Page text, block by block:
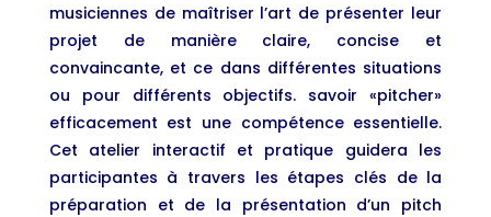
musiciennes de maîtriser l’art de présenter leur
projet de manière claire, concise et
convaincante, et ce dans différentes situations
ou pour différents objectifs. savoir «pitcher»
efficacement est une compétence essentielle.
Cet atelier interactif et pratique guidera les
participantes à travers les étapes clés de la
préparation et de la présentation d’un pitch